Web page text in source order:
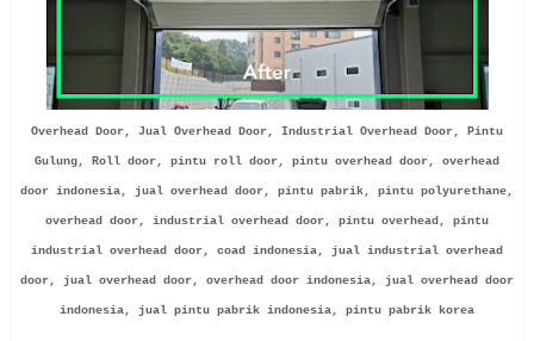
Overhead Door, Jual Overhead Door, Industrial Overhead Door, Pintu
Gulung, Roll door, pintu roll door, pintu overhead door, overhead
door indonesia, jual overhead door, pintu pabrik, pintu polyurethane,
overhead door, industrial overhead door, pintu overhead, pintu
industrial overhead door, coad indonesia, jual industrial overhead
door, jual overhead door, overhead door indonesia, jual overhead door
indonesia, jual pintu pabrik indonesia, pintu pabrik korea